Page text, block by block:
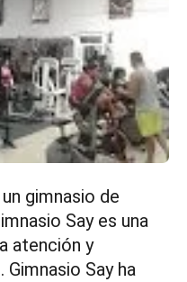
gimnasio de
Say es una
atención y
Say ha